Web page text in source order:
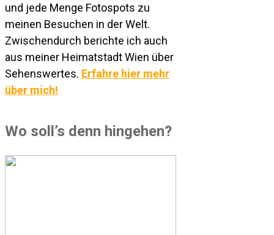
und jede Menge Fotospots zu
meinen Besuchen in der Welt.
Zwischendurch berichte ich auch
aus meiner Heimatstadt Wien über
Sehenswertes. Erfahre hier mehr
über mich!
Wo soll’s denn hingehen?